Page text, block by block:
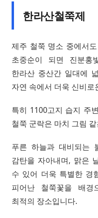
한라산철쭉제
제주 철쭉 명소 중에서
초중순이 되면 진분홍
한라산 중산간 일대에
자연 속에서 더욱 신비
특히 1100고지 습지 주
철쭉 군락은 마치 그림
푸른 하늘과 대비되는
감탄을 자아내며, 맑은
수 있어 더욱 특별한 경
피어난 철쭉꽃을 배경
최적의 장소입니다.